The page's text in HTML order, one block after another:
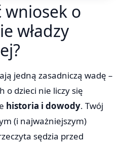
wniosek o
władzy
jedną zasadniczą wadę –
o dzieci nie liczy się
historia i dowody. Twój
(i najważniejszym)
sędzia przed